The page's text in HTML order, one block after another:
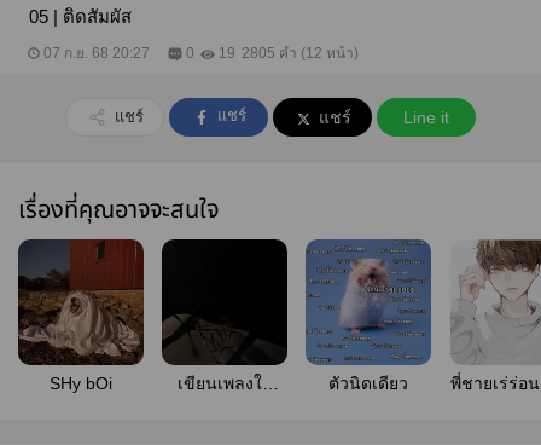
05 | ติดสัมผัส
07 ก.ย. 68 20:27 0 19 2805 คำ (12 หน้า)
แชร์ แชร์ แชร์ Line it
เรื่องที่คุณอาจจะสนใจ
SHy bOi
เขียนเพลงให้
ตัวนิดเดียว
พี่ชายเร่ร่อ